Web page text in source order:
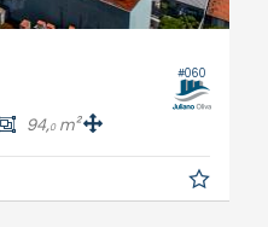
#060
94,0m²